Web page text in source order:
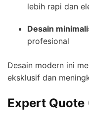
lebih rapi dan
Desain
profesional
Desain modern ini
eksklusif dan
Expert